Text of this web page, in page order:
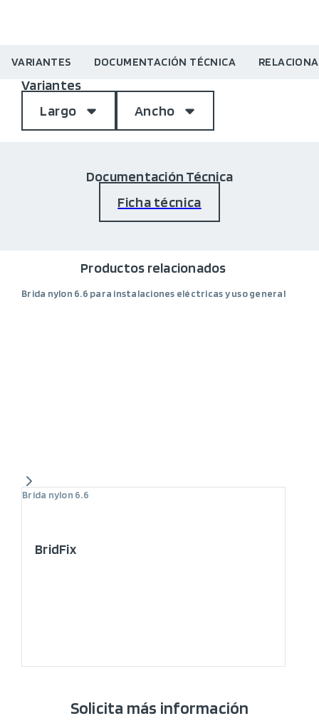
VARIANTES DOCUMENTACIÓN TÉCNICA
Variantes
Largo
Ancho
Documentación Técnica
Ficha técnica
Productos relacionados
Brida nylon 6.6 para instalaciones eléctricas y uso general
Brida nylon 6.6
BridFix
Solicita más información